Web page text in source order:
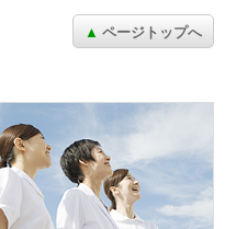
ページトップへ